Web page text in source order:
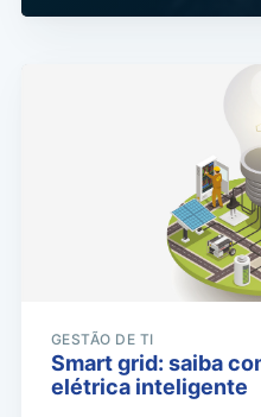
GESTÃO DE TI
Smart grid: saiba
elétrica inteligente